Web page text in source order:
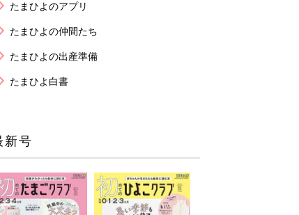
たまひよのアプリ
たまひよの仲間たち
たまひよの出産準備
たまひよ白書
新号